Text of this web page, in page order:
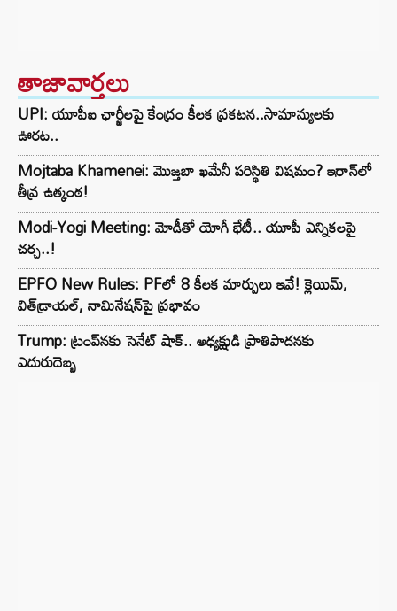
తాజావార్తలు
UPI: యూపీఐ ఛార్జీలపై కేంద్రం కీలక ప్రకటన..సామాన్యులకు
ఊరట..
Mojtaba Khamenei: మొజ్తబా ఖమేనీ పరిస్థితి విషమం? ఇరాన్‌లో
తీవ్ర ఉత్కంఠ!
Modi-Yogi Meeting: మోడీతో యోగీ భేటీ.. యూపీ ఎన్నికలపై
చర్చ..!
EPFO New Rules: PFలో 8 కీలక మార్పులు ఇవే! క్లెయిమ్,
విత్‌డ్రాయల్, నామినేషన్‌పై ప్రభావం
Trump: ట్రంప్‌నకు సెనేట్ షాక్.. అధ్యక్షుడి ప్రాతిపాదనకు
ఎదురుదెబ్బ